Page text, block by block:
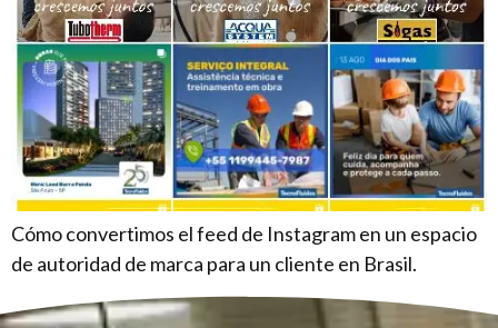
Cómo convertimos el feed de Instagram en un espacio
de autoridad de marca para un cliente en Brasil.